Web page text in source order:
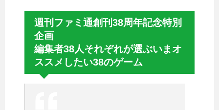
週刊ファミ通創刊38周年記念特別
企画
編集者38人それぞれが選ぶいまオ
ススメしたい38のゲーム